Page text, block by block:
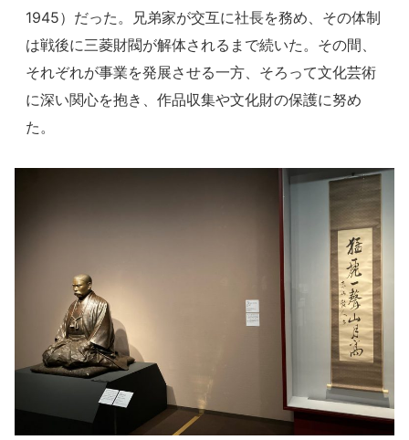
1945）だった。兄弟家が交互に社長を務め、その体制
は戦後に三菱財閥が解体されるまで続いた。その間、
それぞれが事業を発展させる一方、そろって文化芸術
に深い関心を抱き、作品収集や文化財の保護に努め
た。